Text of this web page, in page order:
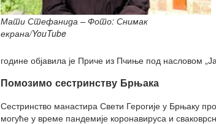
Мати Стефанида – Фото: Снимак
екрана/YouTube
године објавила је Приче из Пчиње под насловом
Помозимо сестринству Брњака
Сестринство манастира Свети Герогије у Брњаку
могуће у време пандемије коронавируса и